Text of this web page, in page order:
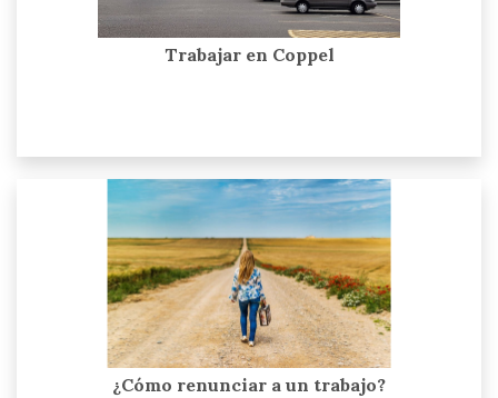
Trabajar en Coppel
¿Cómo renunciar a un trabajo?